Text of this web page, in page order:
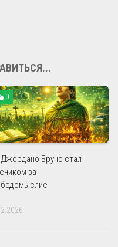
0
Джордано Бруно стал
за